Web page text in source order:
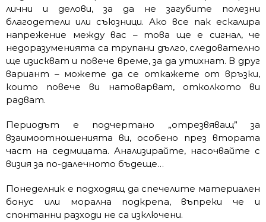
лични и делови, за да не загубите полезни
благодетели или съюзници. Ако все пак ескалира
напрежение между вас – това ще е сигнал, че
недоразуменията са трупани дълго, следователно
ще изискват и повече време, за да утихнат. В друг
вариант – можете да се откажете от връзки,
които повече ви натоварват, отколкото ви
радват.
Периодът е подчертано „отрезвяващ” за
взаимоотношенията ви, особено през втората
част на седмицата. Анализирайте, насочвайте с
визия за по-далечното бъдеще…
Понеделник е подходящ да спечелите материален
бонус или морална подкрепа, въпреки че и
спонтанни разходи не са изключени.